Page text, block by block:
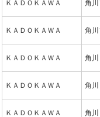
ＫＡＤＯＫＡＷＡ 角
ＫＡＤＯＫＡＷＡ 角
ＫＡＤＯＫＡＷＡ 角
ＫＡＤＯＫＡＷＡ 角
ＫＡＤＯＫＡＷＡ 角